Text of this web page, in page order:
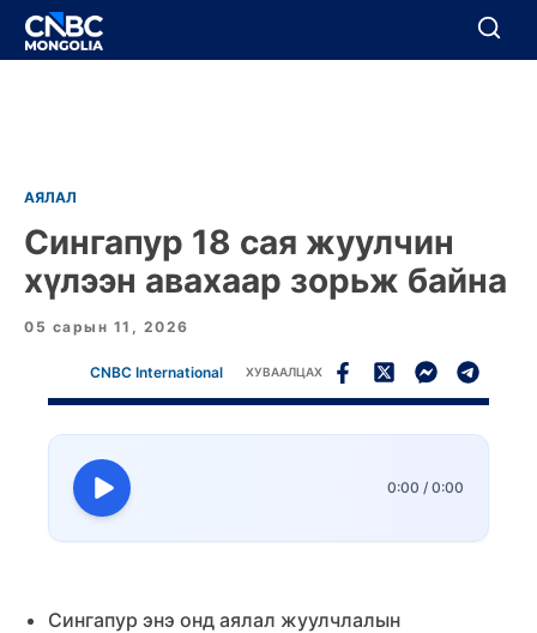
BREAKING
Цуцлах
АЯЛАЛ
Сингапур 18 сая жуулчин
хүлээн авахаар зорьж байна
05 сарын 11, 2026
CNBC International ХУВААЛЦАХ
0:00 / 0:00
Сингапур энэ онд аялал жуулчлалын